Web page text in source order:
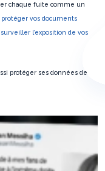
chaque fuite comme un
vos documents
l’exposition de vos
protéger ses données de